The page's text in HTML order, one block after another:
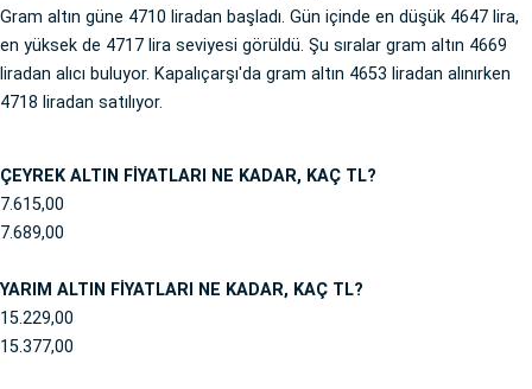
Gram altın güne 4710 liradan başladı. Gün içinde en düşük 4647 lira,
en yüksek de 4717 lira seviyesi görüldü. Şu sıralar gram altın 4669
liradan alıcı buluyor. Kapalıçarşı'da gram altın 4653 liradan alınırken
4718 liradan satılıyor.
ÇEYREK ALTIN FİYATLARI NE KADAR, KAÇ TL?
7.615,00
7.689,00
YARIM ALTIN FİYATLARI NE KADAR, KAÇ TL?
15.229,00
15.377,00